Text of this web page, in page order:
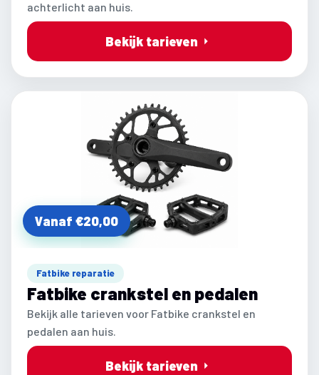
achterlicht aan huis.
Bekijk tarieven
Vanaf €20,00
Fatbike reparatie
Fatbike crankstel en pedalen
Bekijk alle tarieven voor Fatbike crankstel en
pedalen aan huis.
Bekijk tarieven